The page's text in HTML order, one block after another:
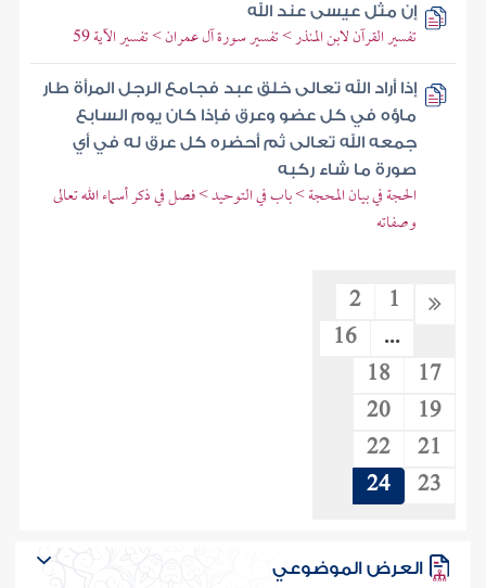
إن مثل عيسى عند الله
تفسير القرآن لابن المنذر > تفسير سورة آل عمران > تفسير الآية 59
إذا أراد الله تعالى خلق عبد فجامع الرجل المرأة طار
ماؤه في كل عضو وعرق فإذا كان يوم السابع
جمعه الله تعالى ثم أحضره كل عرق له في أي
صورة ما شاء ركبه
الحجة في بيان المحجة > باب في التوحيد > فصل في ذكر أسماء الله تعالى
وصفاته
1
2
...
16
17
18
19
20
21
22
23
24
العرض الموضوعي